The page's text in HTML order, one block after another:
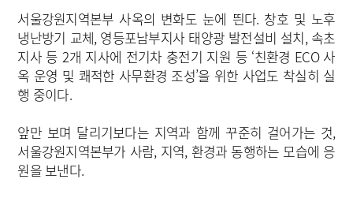
서울강원지역본부 사옥의 변화도 눈에 띈다. 창호 및 노후
냉난방기 교체, 영등포남부지사 태양광 발전설비 설치, 속초
지사 등 2개 지사에 전기차 충전기 지원 등 ‘친환경 ECO 사
옥 운영 및 쾌적한 사무환경 조성’을 위한 사업도 착실히 실
행 중이다.
앞만 보며 달리기보다는 지역과 함께 꾸준히 걸어가는 것,
서울강원지역본부가 사람, 지역, 환경과 동행하는 모습에 응
원을 보낸다.